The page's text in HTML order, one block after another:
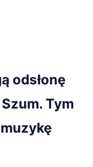
odsłonę
Tym